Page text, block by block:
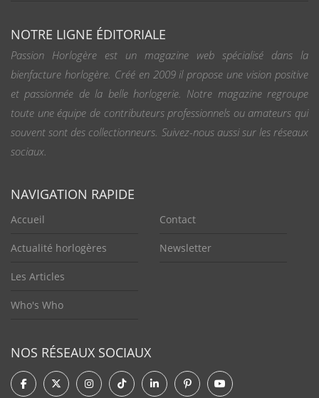
NOTRE LIGNE ÉDITORIALE
Passion Horlogère est un magazine web spécialisé dans la
bienfacture horlogère. Créé en 2009 il propose une vision positive
et passionnée de la belle horlogerie. Notre magazine regroupe
toute une équipe de contributeurs professionnels ou amateurs qui
souvent sont des collectionneurs. Suivez-nous aussi sur les réseaux
sociaux.
NAVIGATION RAPIDE
Accueil
Actualité horlogères
Les Articles
Who's Who
Contact
Newsletter
NOS RÉSEAUX SOCIAUX